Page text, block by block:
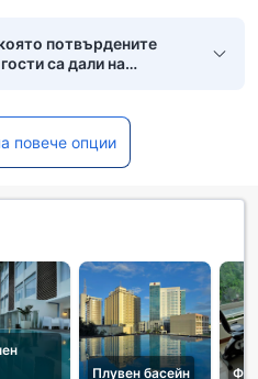
потвърдените
са дали на
повече опции
Плувен басейн